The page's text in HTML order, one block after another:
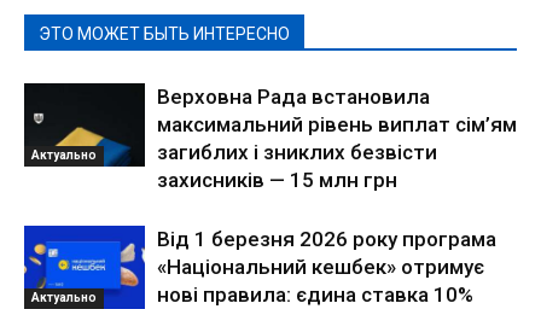
ЭТО МОЖЕТ БЫТЬ ИНТЕРЕСНО
Актуально
Верховна Рада встановила
максимальний рівень виплат сім’ям
загиблих і зниклих безвісти
захисників — 15 млн грн
Актуально
Від 1 березня 2026 року програма
«Національний кешбек» отримує
нові правила: єдина ставка 10%